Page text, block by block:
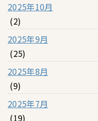
2025年10月
(2)
2025年9月
(25)
2025年8月
(9)
2025年7月
(19)